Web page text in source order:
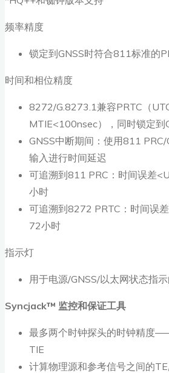
频率精度
锁定到GNSS时符合811标准的
时间和相位精度
8272/G.8273.1兼容PRTC（
MTIE<100nsec），同时锁定到
GNSS中断期间：使用811
输入进行时间延迟
可追溯到811 PRC：时间误差
小时
可追溯到8272 PRTC：时间误
72小时
指示灯
用于电源/GNSS/以太网状态指
Syncjack™ 监控和保证工具
最多两个时钟探头的时钟精度
TIE
计算物理源和参考信号之间的